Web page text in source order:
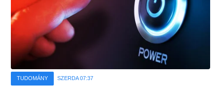
TUDOMÁNY SZERDA 07:37